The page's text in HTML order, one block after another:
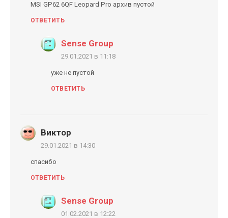
MSI GP62 6QF Leopard Pro архив пустой
ОТВЕТИТЬ
Sense Group
29.01.2021 в 11:18
уже не пустой
ОТВЕТИТЬ
Виктор
29.01.2021 в 14:30
спасибо
ОТВЕТИТЬ
Sense Group
01.02.2021 в 12:22